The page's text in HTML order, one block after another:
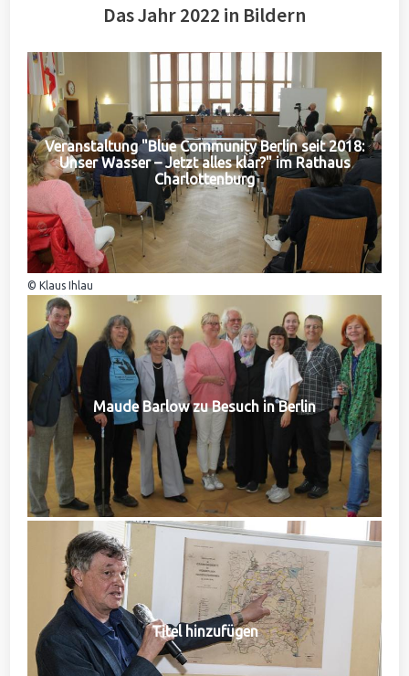
Das Jahr 2022 in Bildern
Veranstaltung "Blue Community Berlin seit 2018:
Unser Wasser – Jetzt alles klar?" im Rathaus
Charlottenburg
© Klaus Ihlau
Maude Barlow zu Besuch in Berlin
Titel hinzufügen